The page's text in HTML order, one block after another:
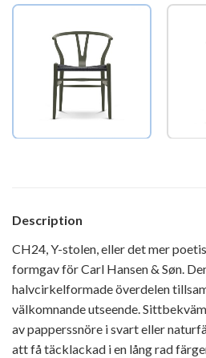
Description
CH24, Y-stolen, eller det mer
formgav för Carl Hansen & Søn.
halvcirkelformade överdelen
välkomnande utseende.
av papperssnöre i svart eller
att få täcklackad i en lång rad